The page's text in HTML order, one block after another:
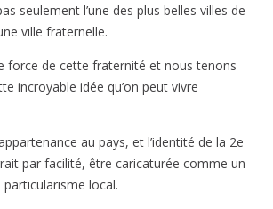
seulement l’une des plus belles villes de
ville fraternelle.
force de cette fraternité et nous tenons
incroyable idée qu’on peut vivre
au pays, et l’identité de la 2e
par facilité, être caricaturée comme un
local.